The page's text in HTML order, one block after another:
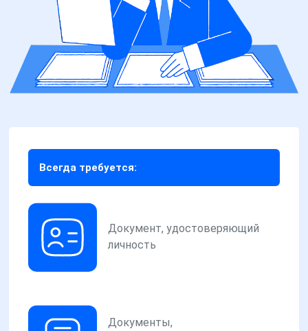
Всегда требуется:
Документ, удостоверяющий
личность
Документы,